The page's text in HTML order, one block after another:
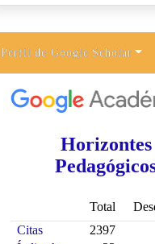
Perfil de Google Scholar